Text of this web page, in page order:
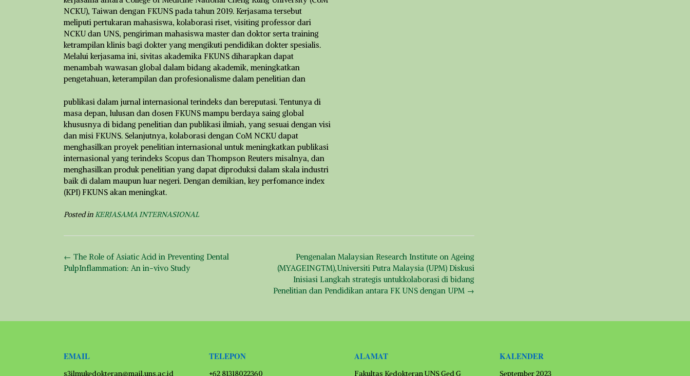
NCKU), Taiwan dengan FKUNS pada tahun 2019. Kerjasama tersebut
meliputi pertukaran mahasiswa, kolaborasi riset, visiting professor dari
NCKU dan UNS, pengiriman mahasiswa master dan doktor serta training
ketrampilan klinis bagi dokter yang mengikuti pendidikan dokter spesialis.
Melalui kerjasama ini, sivitas akademika FKUNS diharapkan dapat
menambah wawasan global dalam bidang akademik, meningkatkan
pengetahuan, keterampilan dan profesionalisme dalam penelitian dan
publikasi dalam jurnal internasional terindeks dan bereputasi. Tentunya di
masa depan, lulusan dan dosen FKUNS mampu berdaya saing global
khususnya di bidang penelitian dan publikasi ilmiah, yang sesuai dengan visi
dan misi FKUNS. Selanjutnya, kolaborasi dengan CoM NCKU dapat
menghasilkan proyek penelitian internasional untuk meningkatkan publikasi
internasional yang terindeks Scopus dan Thompson Reuters misalnya, dan
menghasilkan produk penelitian yang dapat diproduksi dalam skala industri
baik di dalam maupun luar negeri. Dengan demikian, key perfomance index
(KPI) FKUNS akan meningkat.
Posted inKERJASAMA INTERNASIONAL
Post
navigation
Pengenalan Malaysian Research Institute on Ageing
(MYAGEINGTM),Universiti Putra Malaysia (UPM) Diskusi
Inisiasi Langkah strategis untukkolaborasi di bidang
Penelitian dan Pendidikan antara FK UNS dengan UPM →
← The Role of Asiatic Acid in Preventing Dental
PulpInflammation: An in-vivo Study
EMAIL
s3ilmukedokteran@mail.uns.ac.id
TELEPON
+62 81318022360
ALAMAT
Fakultas Kedokteran UNS Ged G
KALENDER
September 2023